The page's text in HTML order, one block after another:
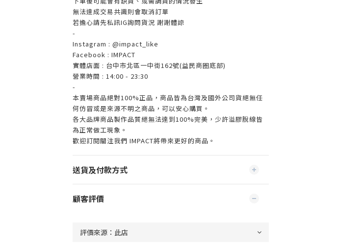
無法達成交易共識則會取消訂單
若擔心請先私訊IG詢問貨況 謝謝體諒
-
Instagram : @impact_like
Facebook : IMPACT
實體店面 : 台中市北區一中街162號(益民商圈底部)
營業時間 : 14:00 - 23:30
-
本賣場商品絕對100%正品，商品皆為台灣及國外公司貨絕無任
何仿冒或是來源不明之商品，可以安心購買。
各大品牌商品製作品質絕無法達到100%完美，少許溢膠脫線皆
為正常做工現象。
歡迎訂閱關注我們 IMPACT將帶來更好的商品。
送貨及付款方式
顧客評價